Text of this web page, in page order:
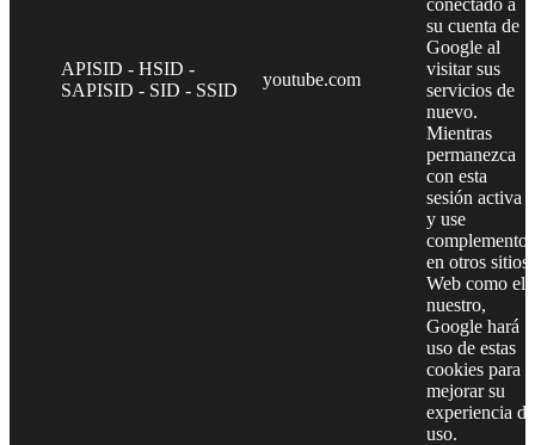
APISID - HSID -
SAPISID - SID - SSID
youtube.com
su cuenta de
Google al
visitar sus
servicios de
nuevo.
Mientras
permanezca
con esta
sesión activa
y use
complementos
en otros sitios
Web como el
nuestro,
Google hará
uso de estas
cookies para
mejorar su
experiencia de
uso.